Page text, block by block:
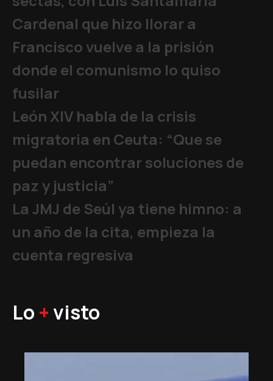
Cardenal que hizo llorar a
Francisco vuelve a la prisión
donde el comunismo lo quiso
fusilar
León XIV habla de la crisis
migratoria en Ceuta: “Que se
puedan encontrar soluciones de
paz y justicia”
La JMJ de Seúl ya tiene himno: a
un año de la cita, empieza la
cuenta regresiva
Lo +visto